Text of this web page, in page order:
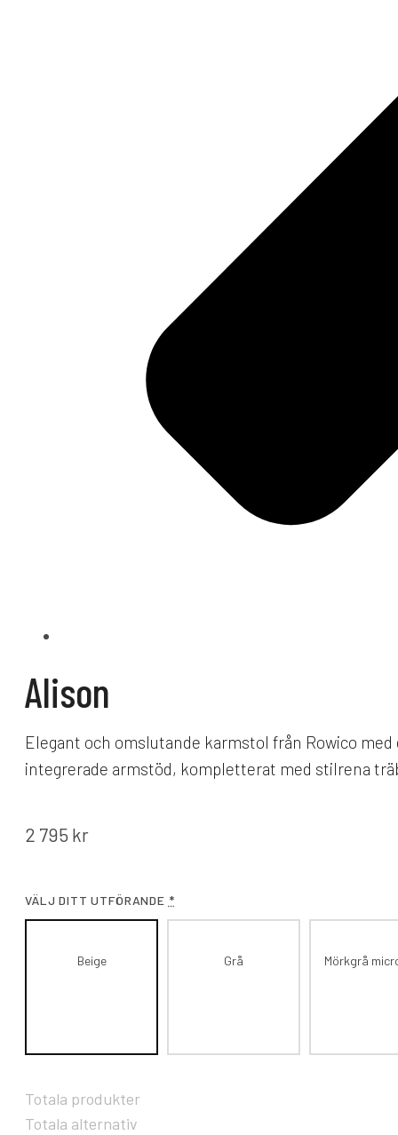
Alison
Elegant och omslutande karmstol från Rowico
integrerade armstöd, kompletterat med stilrena
2 795 kr
VÄLJ DITT UTFÖRANDE *
Beige Grå Mörkgrå
Totala produkter
Totala alternativ